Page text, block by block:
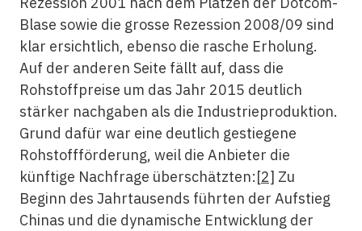
Blase sowie die grosse Rezession 2008/09 sind
klar ersichtlich, ebenso die rasche Erholung.
Auf der anderen Seite fällt auf, dass die
Rohstoffpreise um das Jahr 2015 deutlich
stärker nachgaben als die Industrieproduktion.
Grund dafür war eine deutlich gestiegene
Rohstoffförderung, weil die Anbieter die
künftige Nachfrage überschätzten:[2] Zu
Beginn des Jahrtausends führten der Aufstieg
Chinas und die dynamische Entwicklung der